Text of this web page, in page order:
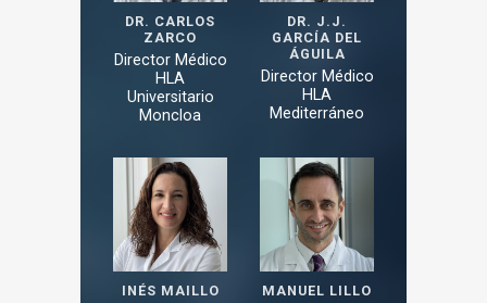
DR. CARLOS
ZARCO
Director Médico
HLA
Universitario
Moncloa
DR. J.J.
GARCÍA DEL
ÁGUILA
Director Médico
HLA
Mediterráneo
INÉS MAILLO MANUEL LILLO